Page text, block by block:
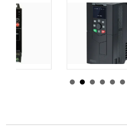
由admin |30 1 月,
2026